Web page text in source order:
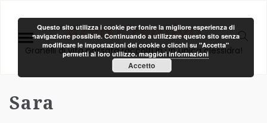
Area Creativa
Granelli di vita passata raccolti in un unica clessidra!
Sara
Questo sito utilizza i cookie per fonire la migliore esperienza di
navigazione possibile. Continuando a utilizzare questo sito senza
modificare le impostazioni dei cookie o clicchi su "Accetta"
permetti al loro utilizzo.maggiori informazioni
Accetto